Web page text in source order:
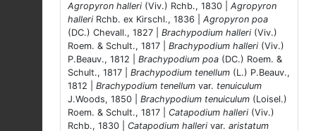
Agropyron halleri (Viv.) Rchb., 1830 | Agropyron
halleri Rchb. ex Kirschl., 1836 | Agropyron poa
(DC.) Chevall., 1827 | Brachypodium halleri (Viv.)
Roem. & Schult., 1817 | Brachypodium halleri (Viv.)
P.Beauv., 1812 | Brachypodium poa (DC.) Roem. &
Schult., 1817 | Brachypodium tenellum (L.) P.Beauv.,
1812 | Brachypodium tenellum var. tenuiculum
J.Woods, 1850 | Brachypodium tenuiculum (Loisel.)
Roem. & Schult., 1817 | Catapodium halleri (Viv.)
Rchb., 1830 | Catapodium halleri var. aristatum